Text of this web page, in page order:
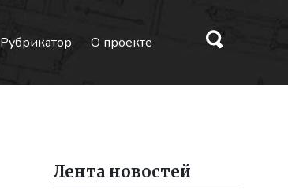
Рубрикатор О проекте
Лента новостей